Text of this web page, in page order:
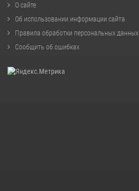
О сайте
Об использовании информации сайта
Правила обработки персональных данных
Сообщить об ошибках